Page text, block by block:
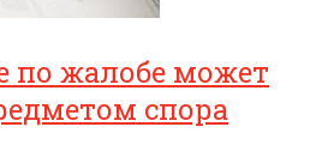
по жалобе может
спора